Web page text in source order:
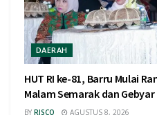
DAERAH
HUT RI ke-81, Barru Mulai
Malam Semarak dan Gebyar
BY RISCO AGUSTUS 8, 2026